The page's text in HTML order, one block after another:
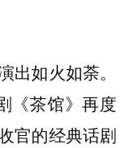
出如火如荼。
《茶馆》再度
官的经典话剧